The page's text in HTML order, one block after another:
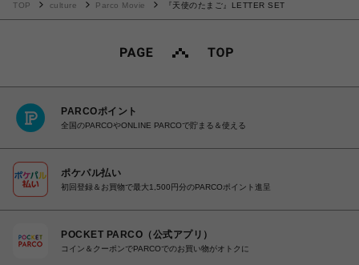
TOP culture Parco Movie 『天使のたまご』LETTER SET
PARCOポイント
全国のPARCOやONLINE PARCOで貯まる＆使える
ポケパル払い
初回登録＆お買物で最大1,500円分のPARCOポイント進呈
POCKET PARCO（公式アプリ）
コイン＆クーポンでPARCOでのお買い物がオトクに